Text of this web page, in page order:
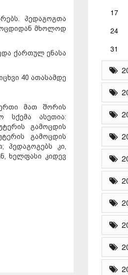
პედაგოგთა
მხოლოდ
ქართულ ენასა
40 ათასამდე
მათ შორის
სქემა ასეთია:
გამოცდის
გამოცდის
პედაგოგებს კი,
ხელფასი კიდევ
17
24
31